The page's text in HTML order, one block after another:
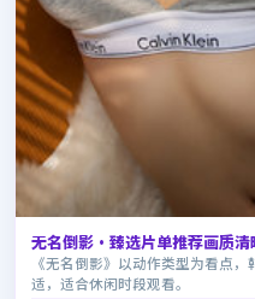
无名倒影·臻选片单推荐画质清
《无名倒影》以动作类型为看点
适，适合休闲时段观看。